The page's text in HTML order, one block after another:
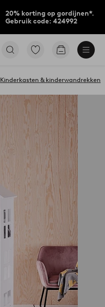
20% korting op gordijnen*.
Gebruik code: 424992
Ga
gemarkeerde
Go
Kinderkasten & kinderwandrekken